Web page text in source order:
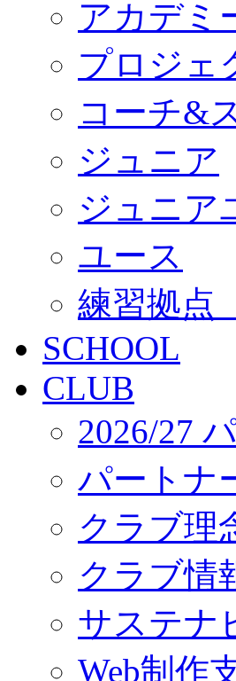
アカデミ
プロジェ
コーチ&
ジュニア
ジュニア
ユース
練習拠点
SCHOOL
CLUB
2026/27
パートナ
クラブ理
クラブ情
サステナ
Web制作